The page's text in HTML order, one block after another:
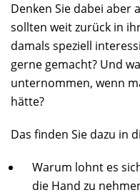
Denken Sie dabei aber
sollten weit zurück in
damals speziell
gerne gemacht? Und
unternommen, wenn
hätte?
Das finden Sie dazu in
Warum lohnt es
die Hand zu